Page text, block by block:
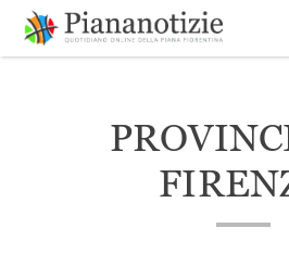
contenuto
SEARCH